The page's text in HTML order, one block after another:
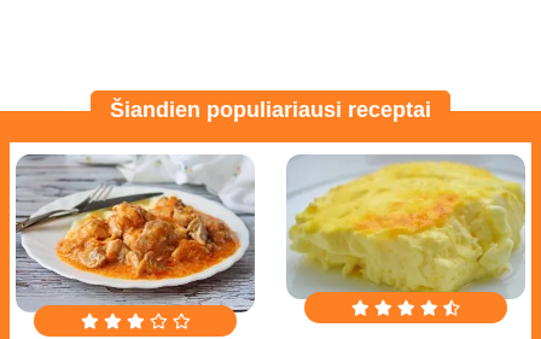
Šiandien populiariausi receptai